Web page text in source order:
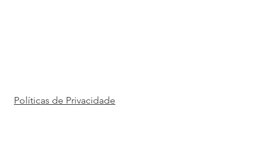
Políticas de Privacidade